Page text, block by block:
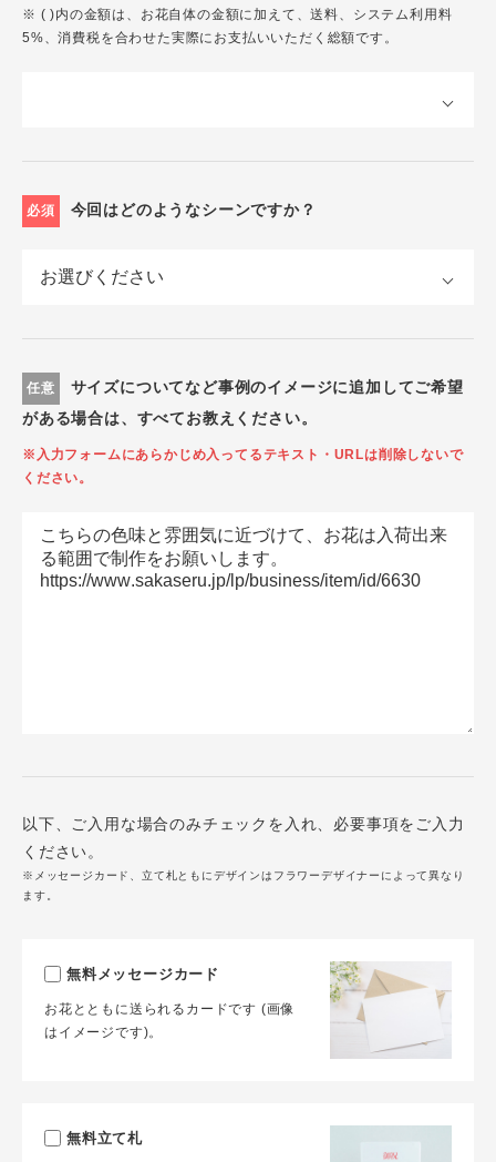
※ ( )内の金額は、お花自体の金額に加えて、送料、システム利用料
5%、消費税を合わせた実際にお支払いいただく総額です。
必須 今回はどのようなシーンですか？
任意
サイズについてなど事例のイメージに追加してご希望
がある場合は、すべてお教えください。
※入力フォームにあらかじめ入ってるテキスト・URLは削除しないで
ください。
以下、ご入用な場合のみチェックを入れ、必要事項をご入力
ください。
※メッセージカード、立て札ともにデザインはフラワーデザイナーによって異なり
ます。
無料メッセージカード
お花とともに送られるカードです (画像
はイメージです)。
無料立て札